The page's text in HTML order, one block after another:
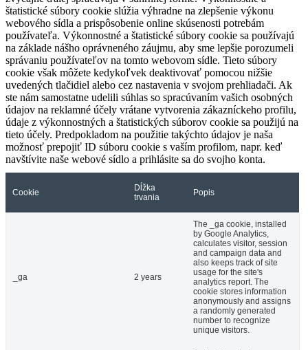
štatistické súbory cookie slúžia výhradne na zlepšenie výkonu
webového sídla a prispôsobenie online skúsenosti potrebám
používateľa. Výkonnostné a štatistické súbory cookie sa používajú
na základe nášho oprávneného záujmu, aby sme lepšie porozumeli
správaniu používateľov na tomto webovom sídle. Tieto súbory
cookie však môžete kedykoľvek deaktivovať pomocou nižšie
uvedených tlačidiel alebo cez nastavenia v svojom prehliadači. Ak
ste nám samostatne udelili súhlas so spracúvaním vašich osobných
údajov na reklamné účely vrátane vytvorenia zákazníckeho profilu,
údaje z výkonnostných a štatistických súborov cookie sa použijú na
tieto účely. Predpokladom na použitie takýchto údajov je naša
možnosť prepojiť ID súboru cookie s vaším profilom, napr. keď
navštívite naše webové sídlo a prihlásite sa do svojho konta.
Cookie
Dĺžka
trvania
Popis
_ga 2 years
The _ga cookie, installed
by Google Analytics,
calculates visitor, session
and campaign data and
also keeps track of site
usage for the site's
analytics report. The
cookie stores information
anonymously and assigns
a randomly generated
number to recognize
unique visitors.